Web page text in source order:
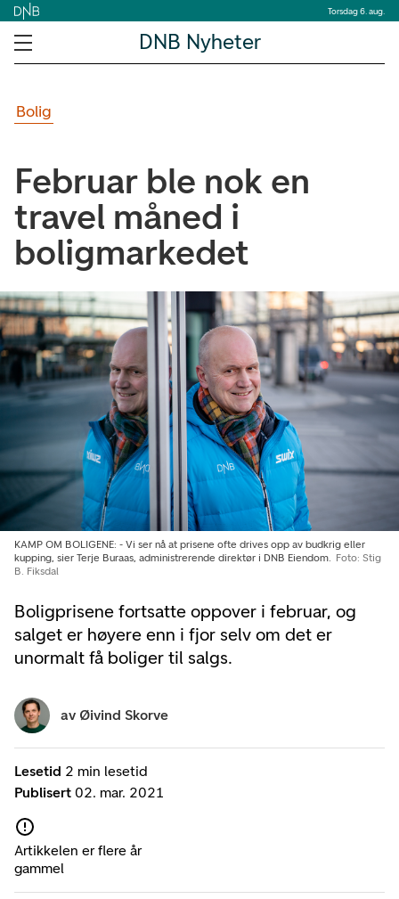
Torsdag 6. aug.
DNB Nyheter
Bolig
Februar ble nok en
travel måned i
boligmarkedet
Boligprisene fortsatte oppover i februar, og
salget er høyere enn i fjor selv om det er
unormalt få boliger til salgs.
KAMP OM BOLIGENE: - Vi ser nå at prisene ofte drives opp av budkrig eller
kupping, sier Terje Buraas, administrerende direktør i DNB Eiendom.
Foto: Stig
B. Fiksdal
Lesetid 2 min lesetid
Publisert 02. mar. 2021
Artikkelen er flere år
gammel
av Øivind Skorve